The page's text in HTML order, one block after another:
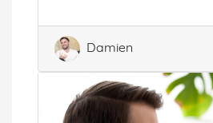
Damien